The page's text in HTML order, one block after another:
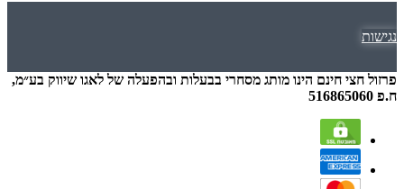
אודות
0772043205
נגישות
פרזול חצי חינם הינו מותג מסחרי בבעלות ובהפעלה של לאגו שיווק בע״מ,
ח.פ 516865060